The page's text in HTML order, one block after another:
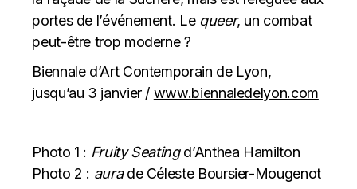
portes de l’événement. Le queer, un combat
peut-être trop moderne ?
Biennale d’Art Contemporain de Lyon,
jusqu’au 3 janvier / www.biennaledelyon.com
Photo 1 : Fruity Seatingd’Anthea Hamilton
Photo 2 : aurade Céleste Boursier-Mougenot